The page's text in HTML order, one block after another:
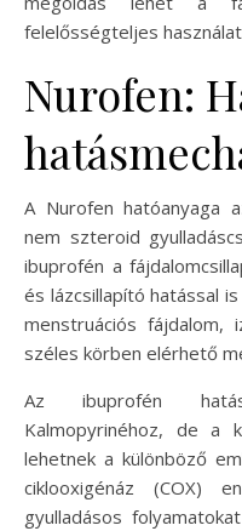
felelősségteljes
Nurofen:
A Nurofen hatóanyaga
nem szteroid
ibuprofén a
és lázcsillapító hatással
menstruációs
széles körben elérhető
Az ibuprofén
Kalmopyrinéhoz, de a
lehetnek a különböző
ciklooxigénáz (COX)
gyulladásos